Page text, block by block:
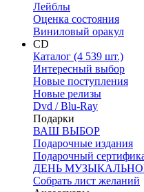
Лейблы
Оценка состояния
Виниловый оракул
CD
Каталог (4 539 шт.)
Интересный выбор
Новые поступления
Новые релизы
Dvd / Blu-Ray
Подарки
ВАШ ВЫБОР
Подарочные издания
Подарочный
ДЕНЬ
Собрать лист желаний